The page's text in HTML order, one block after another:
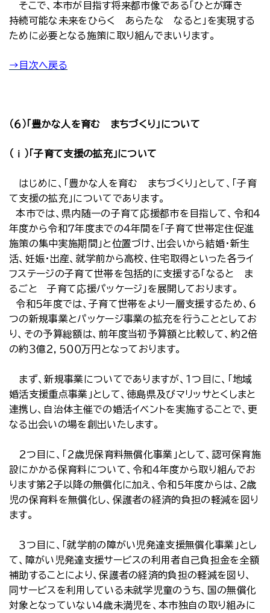
そこで、本市が目指す将来都市像である「ひとが輝き
持続可能な未来をひらく あらたな なると」を実現する
ために必要となる施策に取り組んでまいります。
→目次へ戻る
（６）「豊かな人を育む まちづくり」について
（ⅰ）「子育て支援の拡充」について
はじめに、「豊かな人を育む まちづくり」として、「子育
て支援の拡充」についてであります。
本市では、県内随一の子育て応援都市を目指して、令和４
年度から令和７年度までの４年間を「子育て世帯定住促進
施策の集中実施期間」と位置づけ、出会いから結婚・新生
活、妊娠・出産、就学前から高校、住宅取得といった各ライ
フステージの子育て世帯を包括的に支援する「なると ま
るごと 子育て応援パッケージ」を展開しております。
令和５年度では、子育て世帯をより一層支援するため、６
つの新規事業とパッケージ事業の拡充を行うこととしてお
り、その予算総額は、前年度当初予算額と比較して、約２倍
の約３億２，５００万円となっております。
まず、新規事業についてでありますが、１つ目に、「地域
婚活支援重点事業」として、徳島県及びマリッサとくしまと
連携し、自治体主催での婚活イベントを実施することで、更
なる出会いの場を創出いたします。
２つ目に、「２歳児保育料無償化事業」として、認可保育施
設にかかる保育料について、令和４年度から取り組んでお
ります第２子以降の無償化に加え、令和５年度からは、２歳
児の保育料を無償化し、保護者の経済的負担の軽減を図り
ます。
３つ目に、「就学前の障がい児発達支援無償化事業」とし
て、障がい児発達支援サービスの利用者自己負担金を全額
補助することにより、保護者の経済的負担の軽減を図り、
同サービスを利用している未就学児童のうち、国の無償化
対象となっていない４歳未満児を、本市独自の取り組みに